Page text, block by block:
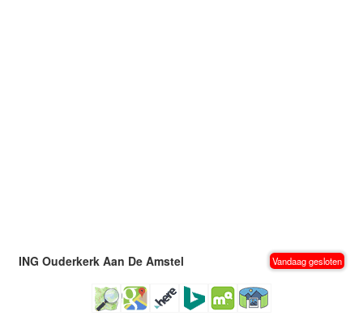
ING Ouderkerk Aan De Amstel Vandaag gesloten